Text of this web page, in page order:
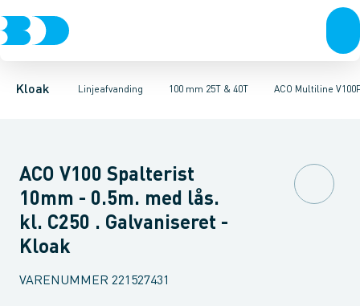
Kloak Linjeafvanding
Rør & fittingsBrøndeBrøndgodsLinjeafvanding Tanke,
100 mm 25T & 40T
100 mm 1,5T, 12,5T & 25T 100 mm 25T & 40T 100 mm 90T 150
ACO Multiline
ULMA MULTIV+ 100. Galvaniseret ULMA MULTIV+ 100.
ACO V100 Spalterist
10mm - 0.5m. med lås.
kl. C250 . Galvaniseret -
Kloak
VARENUMMER 221527431